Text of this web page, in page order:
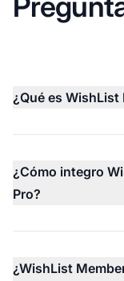
¿Qué es WishList
¿Cómo integro
Pro?
¿WishList